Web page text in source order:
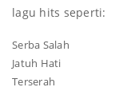
lagu hits seperti:
Serba Salah
Jatuh Hati
Terserah